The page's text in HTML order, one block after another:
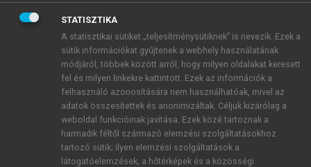
BELÉPÉS SAJÁT FIÓKKAL
ÚJ FIÓK LÉTREHOZÁSA
1 óra díjmentes hozzáférés
E-MAIL-CÍM
STATISZTIKA
A statisztikai sütiket „teljesítménysütiknek” is nevezik. Ezek a
sütik információkat gyűjtenek a webhely használatának
módjáról, többek között arról, hogy milyen oldalakat keresett
fel és milyen linkekre kattintott. Ezek az információk a
felhasználó azonosítására nem használhatóak, mivel az
adatok összesítettek és anonimizáltak. Céljuk kizárólag a
weboldal funkcióinak javítása. Ezek közé tartoznak a
harmadik féltől származó elemzési szolgáltatásokhoz
tartozó sütik; ilyen elemzési szolgáltatások a
látogatóelemzések, a hőtérképek és a közösségi